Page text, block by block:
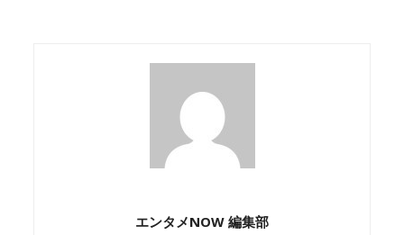
エンタメNOW 編集部